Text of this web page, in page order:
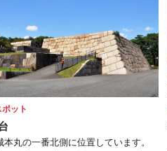
ット
本丸の一番北側に位置しています。